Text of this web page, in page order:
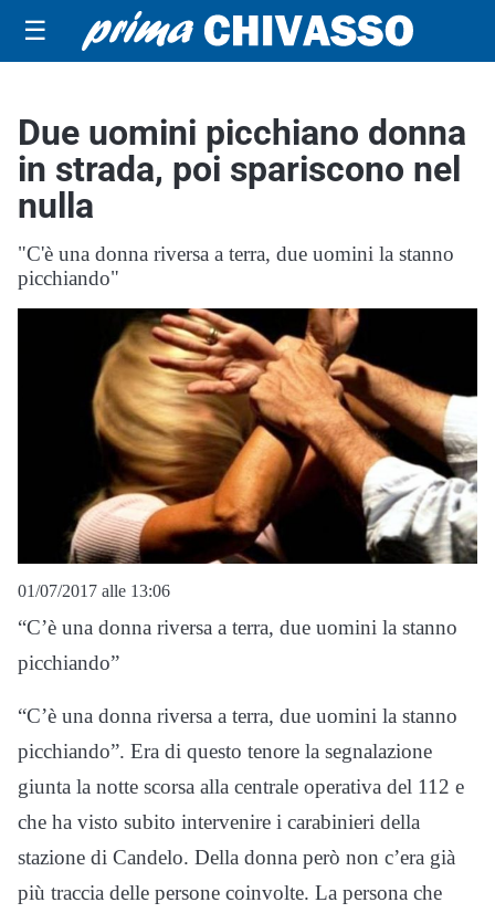
☰
Due uomini picchiano donna
in strada, poi spariscono nel
nulla
"C'è una donna riversa a terra, due uomini la stanno
picchiando"
01/07/2017 alle 13:06
“C’è una donna riversa a terra, due uomini la stanno
picchiando”
“C’è una donna riversa a terra, due uomini la stanno
picchiando”. Era di questo tenore la segnalazione
giunta la notte scorsa alla centrale operativa del 112 e
che ha visto subito intervenire i carabinieri della
stazione di Candelo. Della donna però non c’era già
più traccia delle persone coinvolte. La persona che